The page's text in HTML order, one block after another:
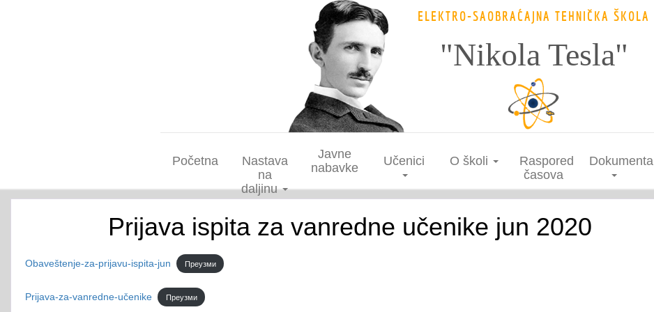
ELEKTRO-SAOBRAĆAJNA TEHNIČKA ŠKOLA
"Nikola Tesla"
Početna
Nastava
na
daljinu
Javne
nabavke
Učenici O školi
Raspored
časova
Dokumenta
Prijava ispita za vanredne učenike jun 2020
Obaveštenje-za-prijavu-ispita-jun Преузми
Prijava-za-vanredne-učenike Преузми